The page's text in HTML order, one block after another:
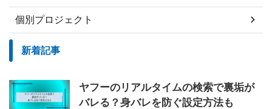
個別プロジェクト
新着記事
ヤフーのリアルタイムの検索で裏垢が
バレる？身バレを防ぐ設定方法も